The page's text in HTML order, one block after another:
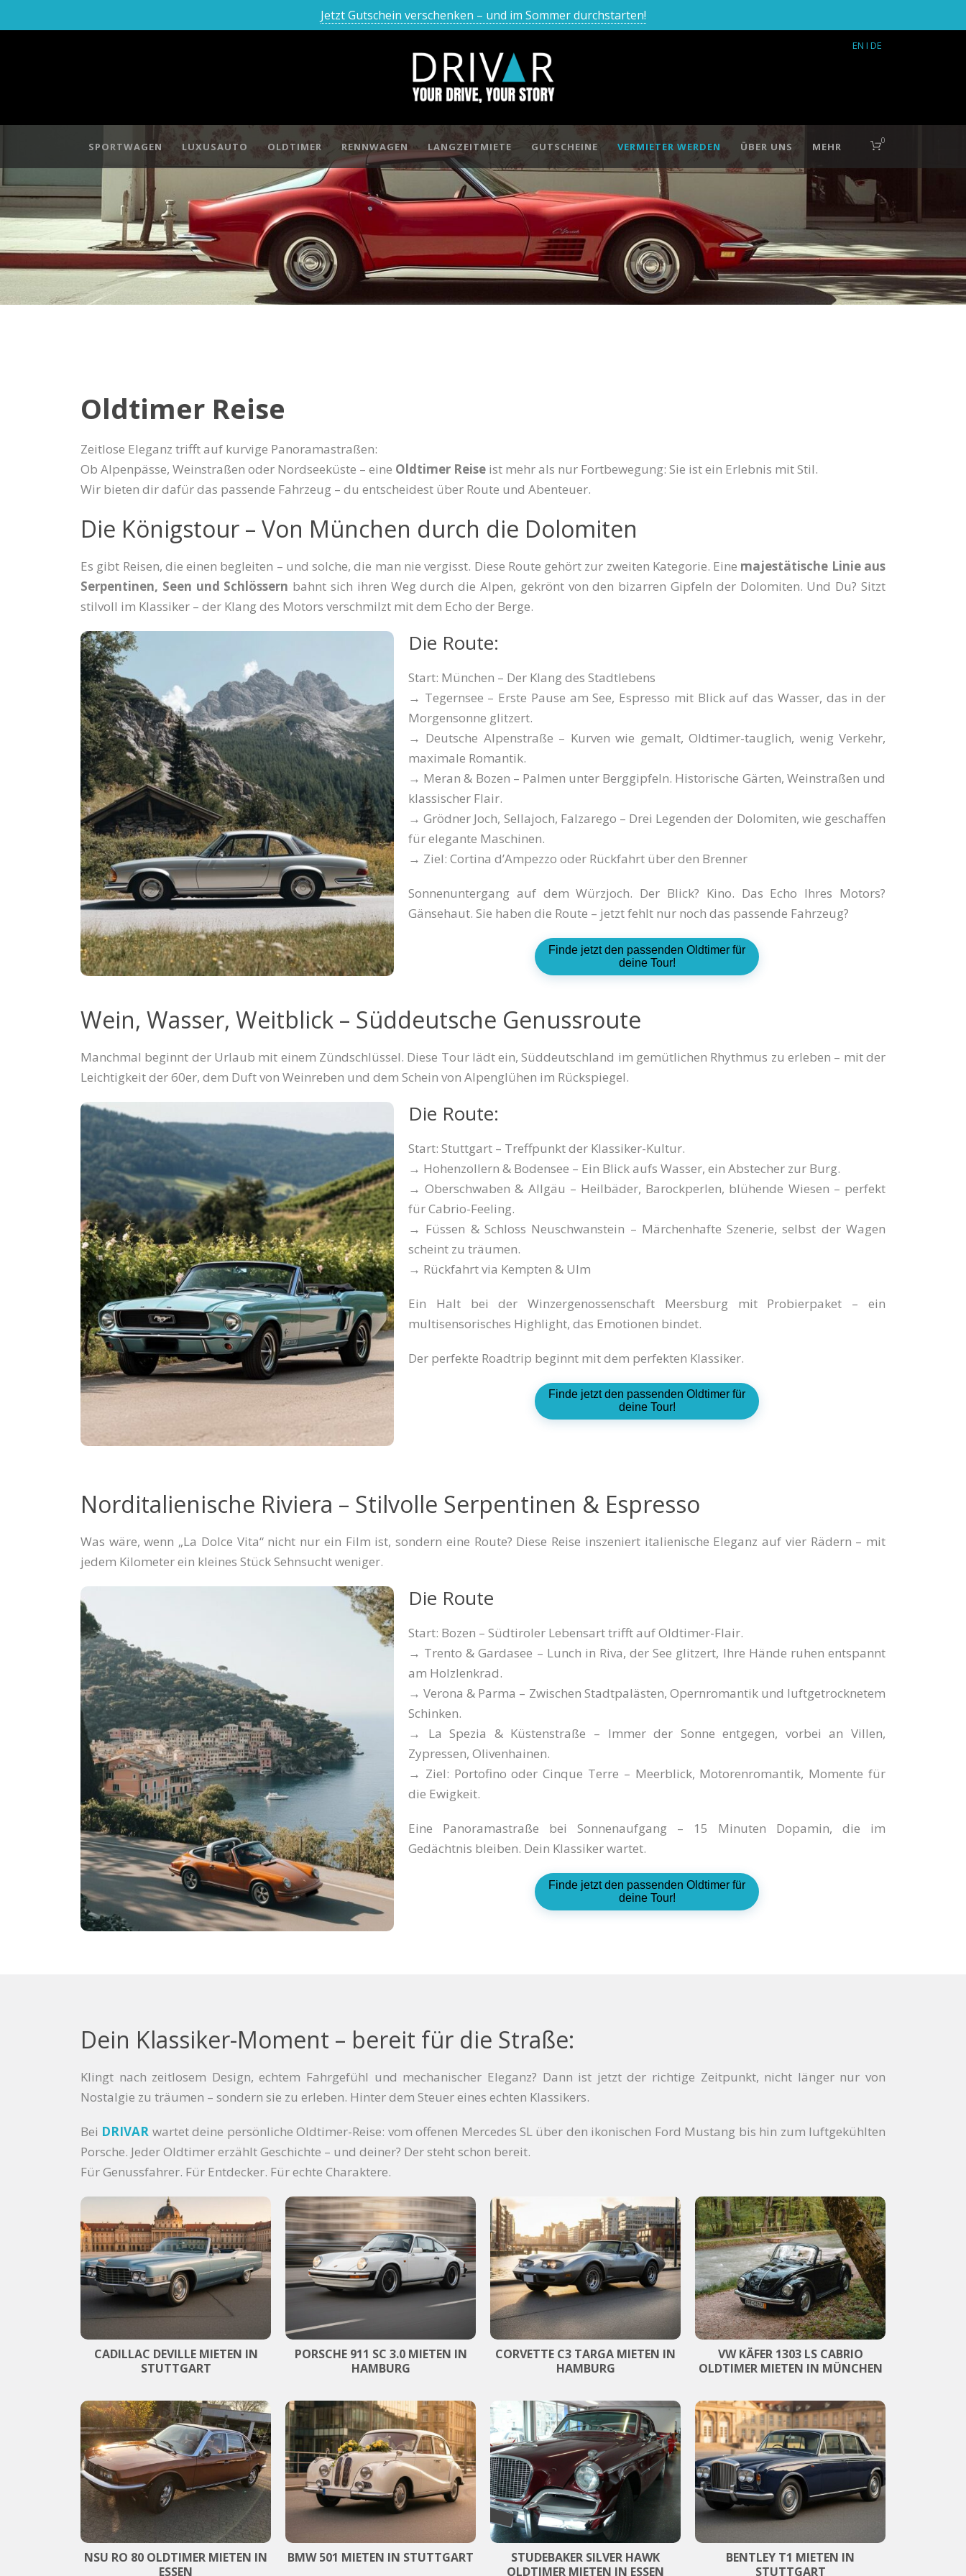
Jetzt Gutschein verschenken – und im Sommer durchstarten!
EN I DE
SPORTWAGEN LUXUSAUTO OLDTIMER RENNWAGEN LANGZEITMIETE GUTSCHEINE VERMIETER WERDEN ÜBER UNS MEHR 0
Oldtimer Reise
Zeitlose Eleganz trifft auf kurvige Panoramastraßen:
Ob Alpenpässe, Weinstraßen oder Nordseeküste – eine Oldtimer Reise ist mehr als nur Fortbewegung: Sie ist ein Erlebnis mit Stil.
Wir bieten dir dafür das passende Fahrzeug – du entscheidest über Route und Abenteuer.
Die Königstour – Von München durch die Dolomiten
Es gibt Reisen, die einen begleiten – und solche, die man nie vergisst. Diese Route gehört zur zweiten Kategorie. Eine majestätische Linie aus
Serpentinen, Seen und Schlössern bahnt sich ihren Weg durch die Alpen, gekrönt von den bizarren Gipfeln der Dolomiten. Und Du? Sitzt
stilvoll im Klassiker – der Klang des Motors verschmilzt mit dem Echo der Berge.
Die Route:
Start: München – Der Klang des Stadtlebens
→ Tegernsee – Erste Pause am See, Espresso mit Blick auf das Wasser, das in der
Morgensonne glitzert.
→ Deutsche Alpenstraße – Kurven wie gemalt, Oldtimer-tauglich, wenig Verkehr,
maximale Romantik.
→ Meran & Bozen – Palmen unter Berggipfeln. Historische Gärten, Weinstraßen und
klassischer Flair.
→ Grödner Joch, Sellajoch, Falzarego – Drei Legenden der Dolomiten, wie geschaffen
für elegante Maschinen.
→ Ziel: Cortina d’Ampezzo oder Rückfahrt über den Brenner
Sonnenuntergang auf dem Würzjoch. Der Blick? Kino. Das Echo Ihres Motors?
Gänsehaut. Sie haben die Route – jetzt fehlt nur noch das passende Fahrzeug?
Finde jetzt den passenden Oldtimer für
deine Tour!
Wein, Wasser, Weitblick – Süddeutsche Genussroute
Manchmal beginnt der Urlaub mit einem Zündschlüssel. Diese Tour lädt ein, Süddeutschland im gemütlichen Rhythmus zu erleben – mit der
Leichtigkeit der 60er, dem Duft von Weinreben und dem Schein von Alpenglühen im Rückspiegel.
Die Route:
Start: Stuttgart – Treffpunkt der Klassiker-Kultur.
→ Hohenzollern & Bodensee – Ein Blick aufs Wasser, ein Abstecher zur Burg.
→ Oberschwaben & Allgäu – Heilbäder, Barockperlen, blühende Wiesen – perfekt
für Cabrio-Feeling.
→ Füssen & Schloss Neuschwanstein – Märchenhafte Szenerie, selbst der Wagen
scheint zu träumen.
→ Rückfahrt via Kempten & Ulm
Ein Halt bei der Winzergenossenschaft Meersburg mit Probierpaket – ein
multisensorisches Highlight, das Emotionen bindet.
Der perfekte Roadtrip beginnt mit dem perfekten Klassiker.
Finde jetzt den passenden Oldtimer für
deine Tour!
Norditalienische Riviera – Stilvolle Serpentinen & Espresso
Was wäre, wenn „La Dolce Vita“ nicht nur ein Film ist, sondern eine Route? Diese Reise inszeniert italienische Eleganz auf vier Rädern – mit
jedem Kilometer ein kleines Stück Sehnsucht weniger.
Die Route
Start: Bozen – Südtiroler Lebensart trifft auf Oldtimer-Flair.
→ Trento & Gardasee – Lunch in Riva, der See glitzert, Ihre Hände ruhen entspannt
am Holzlenkrad.
→ Verona & Parma – Zwischen Stadtpalästen, Opernromantik und luftgetrocknetem
Schinken.
→ La Spezia & Küstenstraße – Immer der Sonne entgegen, vorbei an Villen,
Zypressen, Olivenhainen.
→ Ziel: Portofino oder Cinque Terre – Meerblick, Motorenromantik, Momente für
die Ewigkeit.
Eine Panoramastraße bei Sonnenaufgang – 15 Minuten Dopamin, die im
Gedächtnis bleiben. Dein Klassiker wartet.
Finde jetzt den passenden Oldtimer für
deine Tour!
Dein Klassiker-Moment – bereit für die Straße:
Klingt nach zeitlosem Design, echtem Fahrgefühl und mechanischer Eleganz? Dann ist jetzt der richtige Zeitpunkt, nicht länger nur von
Nostalgie zu träumen – sondern sie zu erleben. Hinter dem Steuer eines echten Klassikers.
Bei DRIVAR wartet deine persönliche Oldtimer-Reise: vom offenen Mercedes SL über den ikonischen Ford Mustang bis hin zum luftgekühlten
Porsche. Jeder Oldtimer erzählt Geschichte – und deiner? Der steht schon bereit.
Für Genussfahrer. Für Entdecker. Für echte Charaktere.
CADILLAC DEVILLE MIETEN IN
STUTTGART
PORSCHE 911 SC 3.0 MIETEN IN
HAMBURG
CORVETTE C3 TARGA MIETEN IN
HAMBURG
VW KÄFER 1303 LS CABRIO
OLDTIMER MIETEN IN MÜNCHEN
NSU RO 80 OLDTIMER MIETEN IN
ESSEN
BMW 501 MIETEN IN STUTTGART
STUDEBAKER SILVER HAWK
OLDTIMER MIETEN IN ESSEN
BENTLEY T1 MIETEN IN
STUTTGART